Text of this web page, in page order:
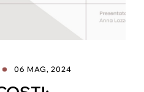
06 MAG, 2024